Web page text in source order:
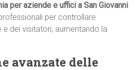
per aziende e uffici a San Giovanni
per controllare
e dei visitatori, aumentando la
avanzate delle